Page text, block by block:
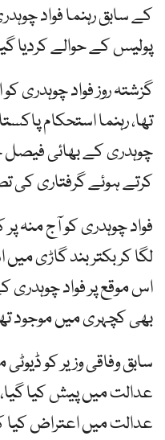
پولیس کے حوالے کردیا
گزشتہ روز فواد چوہدری کو
تھا، رہنما استحکام
چوہدری کے بھائی فیصل
کرتے ہوئے گرفتاری کی
فواد چوہدری کو آج منہ
لگا کر بکتر بند گاڑی میں
اس موقع پر فواد چوہدری
بھی کچہری میں موجود
سابق وفاقی وزیر کو
عدالت میں پیش کیا
عدالت میں اعتراض کیا